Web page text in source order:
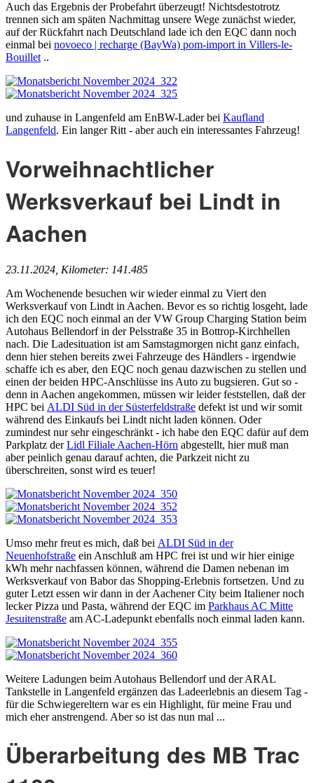
Auch das Ergebnis der Probefahrt überzeugt! Nichtsdestotrotz
trennen sich am späten Nachmittag unsere Wege zunächst wieder,
auf der Rückfahrt nach Deutschland lade ich den EQC dann noch
einmal bei novoeco | recharge (BayWa) pom-import in Villers-le-
Bouillet ..
und zuhause in Langenfeld am EnBW-Lader bei Kaufland
Langenfeld. Ein langer Ritt - aber auch ein interessantes Fahrzeug!
Vorweihnachtlicher
Werksverkauf bei Lindt in
Aachen
23.11.2024, Kilometer: 141.485
Am Wochenende besuchen wir wieder einmal zu Viert den
Werksverkauf von Lindt in Aachen. Bevor es so richtig losgeht, lade
ich den EQC noch einmal an der VW Group Charging Station beim
Autohaus Bellendorf in der Pelsstraße 35 in Bottrop-Kirchhellen
nach. Die Ladesituation ist am Samstagmorgen nicht ganz einfach,
denn hier stehen bereits zwei Fahrzeuge des Händlers - irgendwie
schaffe ich es aber, den EQC noch genau dazwischen zu stellen und
einen der beiden HPC-Anschlüsse ins Auto zu bugsieren. Gut so -
denn in Aachen angekommen, müssen wir leider feststellen, daß der
HPC bei ALDI Süd in der Süsterfeldstraße defekt ist und wir somit
während des Einkaufs bei Lindt nicht laden können. Oder
zumindest nur sehr eingeschränkt - ich habe den EQC dafür auf dem
Parkplatz derLidl Filiale Aachen-Hörn abgestellt, hier muß man
aber peinlich genau darauf achten, die Parkzeit nicht zu
überschreiten, sonst wird es teuer!
Umso mehr freut es mich, daß bei ALDI Süd in der
Neuenhofstraße ein Anschluß am HPC frei ist und wir hier einige
kWh mehr nachfassen können, während die Damen nebenan im
Werksverkauf von Babor das Shopping-Erlebnis fortsetzen. Und zu
guter Letzt essen wir dann in der Aachener City beim Italiener noch
lecker Pizza und Pasta, während der EQC im Parkhaus AC Mitte
Jesuitenstraße am AC-Ladepunkt ebenfalls noch einmal laden kann.
Weitere Ladungen beim Autohaus Bellendorf und der ARAL
Tankstelle in Langenfeld ergänzen das Ladeerlebnis an diesem Tag -
für die Schwiegereltern war es ein Highlight, für meine Frau und
mich eher anstrengend. Aber so ist das nun mal ...
Überarbeitung des MB Trac